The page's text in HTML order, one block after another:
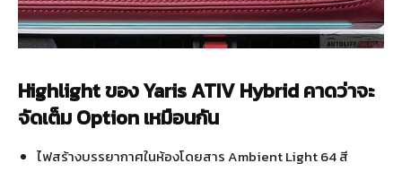
Highlight ของ Yaris ATIV Hybrid คาดว่าจะ
จัดเต็ม Option เหมือนกัน
ไฟสร้างบรรยากาศในห้องโดยสาร Ambient Light 64 สี